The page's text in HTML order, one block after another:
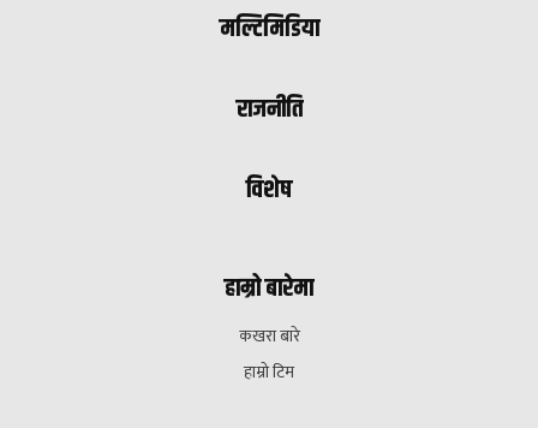
मल्टिमिडिया
राजनीति
विशेष
हाम्रो बारेमा
कखरा बारे
हाम्रो टिम